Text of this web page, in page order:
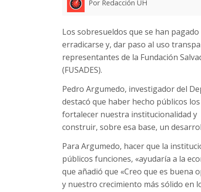
Por Redacción UH
Los sobresueldos que se han
erradicarse y, dar paso al uso
representantes de la Fundación
(FUSADES).
Pedro Argumedo, investigador del
destacó que haber hecho públicos
fortalecer nuestra institucionalidad
construir, sobre esa base, un
Para Argumedo, hacer que la
públicos funciones, «ayudaría a la
que añadió que «Creo que es buena
y nuestro crecimiento más sólido en